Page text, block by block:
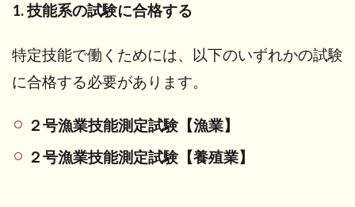
1. 技能系の試験に合格する
特定技能で働くためには、以下のいずれかの試験
に合格する必要があります。
２号漁業技能測定試験【漁業】
２号漁業技能測定試験【養殖業】